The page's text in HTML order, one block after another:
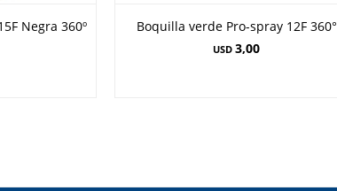
Negra 360º Boquilla verde Pro-spray 12F 360°
USD 3,00